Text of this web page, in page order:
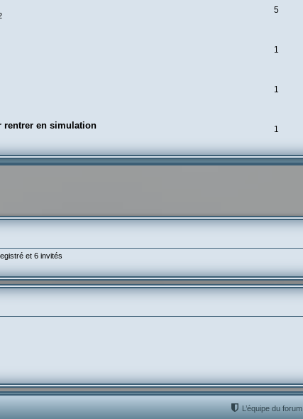
5
1
1
rentrer en simulation 1
et 6 invités
L’équipe du forum